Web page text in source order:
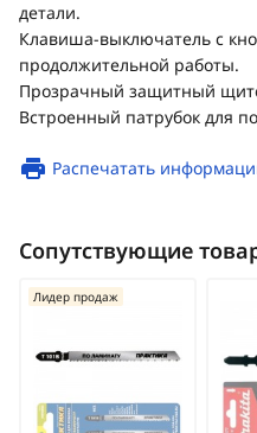
детали.
Клавиша-выключатель с
продолжительной работы.
Прозрачный защитный
Встроенный патрубок для
Распечатать
Сопутствующие
Лидер продаж